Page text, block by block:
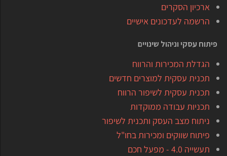
ארכיון הסקרים
הרשמה לעדכונים אישיים
פיתוח עסקי וניהול שינויים
הגדלת המכירות והרווח
תכנית עסקית למוצרים חדשים
תכנית עסקית לשיפור הרווח
תכניות עבודה ממוקדות
ניתוח מצב העסק ותכנית לשיפור
פיתוח שווקים ומכירות בחו"ל
תעשייה 4.0 - מפעל חכם